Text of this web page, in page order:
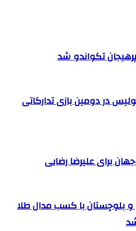
پرهیجان تکواندو شد
در دومین بازی تدارکاتی
برای علیرضا رضایی
و بلوچستان با کسب مدال طلا